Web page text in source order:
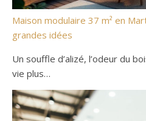
Maison modulaire 37 m² en
grandes idées
Un souffle d’alizé, l’odeur du
vie plus…